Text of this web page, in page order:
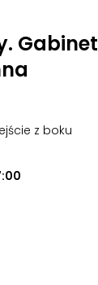
Gabinet
z boku